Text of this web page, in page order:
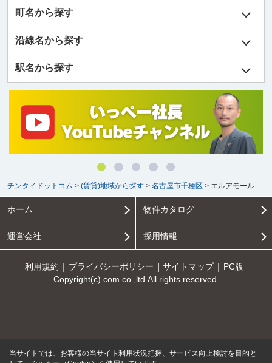
町名から探す
沿線名から探す
駅名から探す
チンタイドットコム > (賃貸)地域から探す > 名古屋市千種区 > エルアモール
ホーム 物件カタログ
運営会社 採用情報
利用規約 プライバシーポリシー サイトマップ
PC版
Copyright(c) com.co.,ltd All rights reserved.
当サイトでは、お客様の当サイト利用状況把握、サービス向上検討を目的と